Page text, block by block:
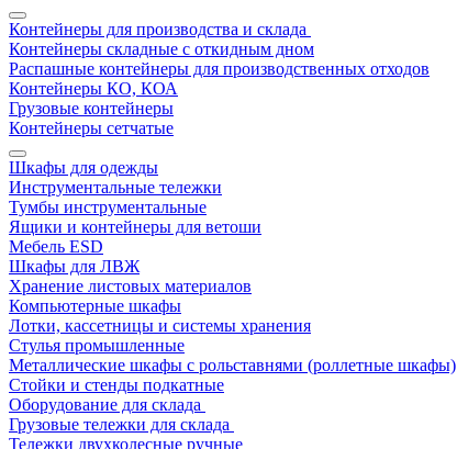
Контейнеры для производства и склада
Контейнеры складные с откидным дном
Распашные контейнеры для производственных отходов
Контейнеры КО, КОА
Грузовые контейнеры
Контейнеры сетчатые
Шкафы для одежды
Инструментальные тележки
Тумбы инструментальные
Ящики и контейнеры для ветоши
Мебель ESD
Шкафы для ЛВЖ
Хранение листовых материалов
Компьютерные шкафы
Лотки, кассетницы и системы хранения
Стулья промышленные
Металлические шкафы с рольставнями (роллетные шкафы)
Стойки и стенды подкатные
Оборудование для склада
Грузовые тележки для склада
Тележки двухколесные ручные